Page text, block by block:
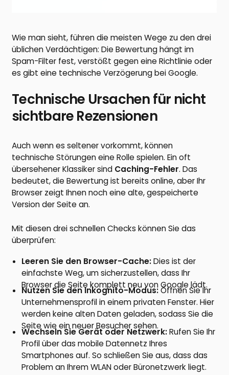
Wie man sieht, führen die meisten Wege zu den drei
üblichen Verdächtigen: Die Bewertung hängt im
Spam-Filter fest, verstößt gegen eine Richtlinie oder
es gibt eine technische Verzögerung bei Google.
Technische Ursachen für nicht
sichtbare Rezensionen
Auch wenn es seltener vorkommt, können
technische Störungen eine Rolle spielen. Ein oft
übersehener Klassiker sind Caching-Fehler. Das
bedeutet, die Bewertung ist bereits online, aber Ihr
Browser zeigt Ihnen noch eine alte, gespeicherte
Version der Seite an.
Mit diesen drei schnellen Checks können Sie das
überprüfen:
Leeren Sie den Browser-Cache:Dies ist der
einfachste Weg, um sicherzustellen, dass Ihr
Browser die Seite komplett neu von Google lädt.
Nutzen Sie den Inkognito-Modus:Öffnen Sie Ihr
Unternehmensprofil in einem privaten Fenster. Hier
werden keine alten Daten geladen, sodass Sie die
Seite wie ein neuer Besucher sehen.
Wechseln Sie Gerät oder Netzwerk:Rufen Sie Ihr
Profil über das mobile Datennetz Ihres
Smartphones auf. So schließen Sie aus, dass das
Problem an Ihrem WLAN oder Büronetzwerk liegt.